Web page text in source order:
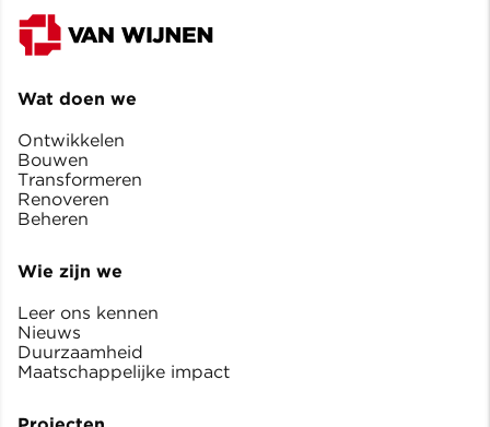
Wat doen we
Ontwikkelen
Bouwen
Transformeren
Renoveren
Beheren
Wie zijn we
Leer ons kennen
Nieuws
Duurzaamheid
Maatschappelijke impact